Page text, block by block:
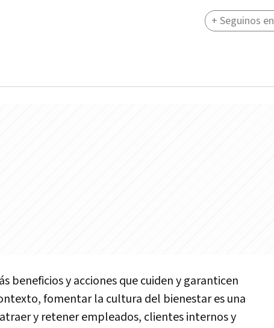
+ Seguinos en
beneficios y acciones que cuiden y garanticen
fomentar la cultura del bienestar es una
y retener empleados, clientes internos y